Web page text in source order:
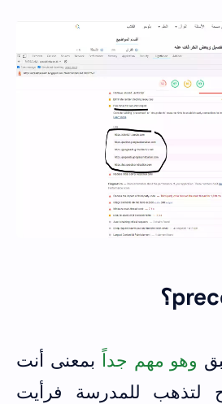
وهو مهم جداً بمعنى أنت
لتذهب للمدرسة فرأيت